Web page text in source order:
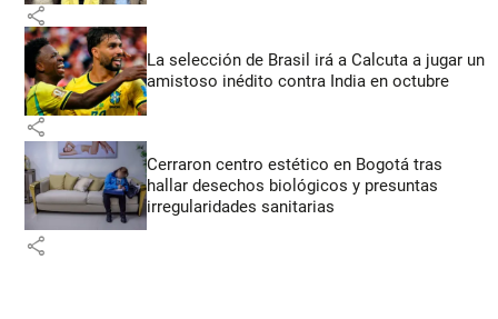
share
La selección de Brasil irá a Calcuta a jugar un
amistoso inédito contra India en octubre
share
Cerraron centro estético en Bogotá tras
hallar desechos biológicos y presuntas
irregularidades sanitarias
share